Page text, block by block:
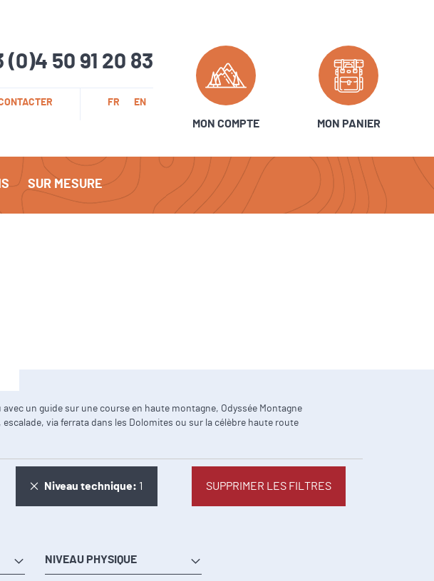
(0)4 50 91 20 83
FR EN
MON COMPTE MON PANIER
SUR MESURE
un guide sur une course en haute montagne, Odyssée Montagne
via ferrata dans les Dolomites ou sur la célèbre haute route
Niveau technique 1
Supprimer cet Élément SUPPRIMER LES FILTRES
NIVEAU PHYSIQUE